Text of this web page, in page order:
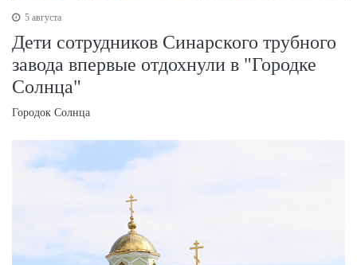
5 августа
Дети сотрудников Синарского трубного
завода впервые отдохнули в "Городке
Солнца"
Городок Солнца